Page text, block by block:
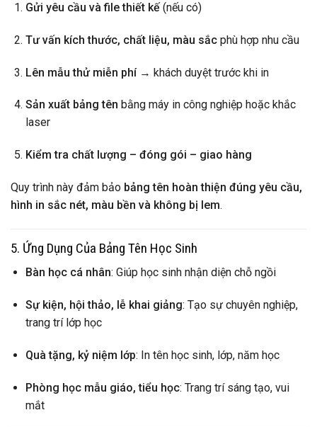
Gửi yêu cầu và file thiết kế(nếu có)
Tư vấn kích thước, chất liệu, màu sắcphù hợp nhu cầu
Lên mẫu thử miễn phí→ khách duyệt trước khi in
Sản xuất bảng tên bằng máy in công nghiệp hoặc khắc
laser
Kiểm tra chất lượng – đóng gói – giao hàng
Quy trình này đảm bảo bảng tên hoàn thiện đúng yêu cầu,
hình in sắc nét, màu bền và không bị lem.
5. Ứng Dụng Của Bảng Tên Học Sinh
Bàn học cá nhân: Giúp học sinh nhận diện chỗ ngồi
Sự kiện, hội thảo, lễ khai giảng: Tạo sự chuyên nghiệp,
trang trí lớp học
Quà tặng, kỷ niệm lớp: In tên học sinh, lớp, năm học
Phòng học mẫu giáo, tiểu học: Trang trí sáng tạo, vui
mắt